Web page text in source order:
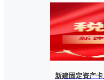
新建固定资产